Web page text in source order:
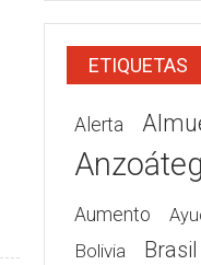
ETIQUETAS
Alerta
Aumento
Bolivia Brasil